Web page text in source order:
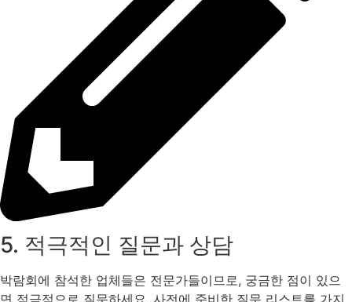
5. 적극적인 질문과 상담
박람회에 참석한 업체들은 전문가들이므로, 궁금한 점이 있으